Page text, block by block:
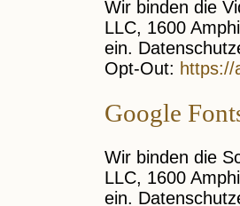
Wir binden die
LLC, 1600
ein.
Opt-Out: https://
Google
Wir binden die
LLC, 1600
ein.